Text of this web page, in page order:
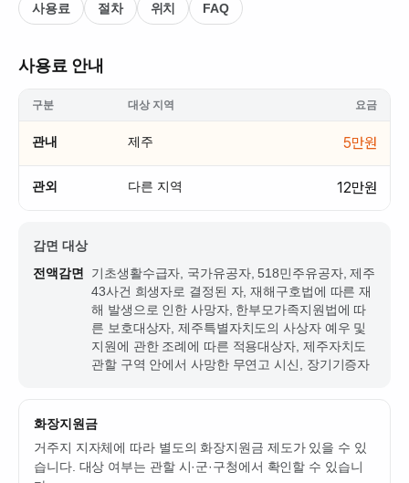
사용료 절차 위치 FAQ
사용료 안내
구분 대상 지역 요금
관내 제주 5만원
관외 다른 지역 12만원
감면 대상
전액감면
기초생활수급자, 국가유공자, 518민주유공자, 제주
43사건 희생자로 결정된 자, 재해구호법에 따른 재
해 발생으로 인한 사망자, 한부모가족지원법에 따
른 보호대상자, 제주특별자치도의 사상자 예우 및
지원에 관한 조례에 따른 적용대상자, 제주자치도
관할 구역 안에서 사망한 무연고 시신, 장기기증자
화장지원금
거주지 지자체에 따라 별도의 화장지원금 제도가 있을 수 있
습니다. 대상 여부는 관할 시·군·구청에서 확인할 수 있습니